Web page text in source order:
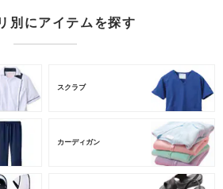
別にアイテムを探す
スクラブ
カーディガン